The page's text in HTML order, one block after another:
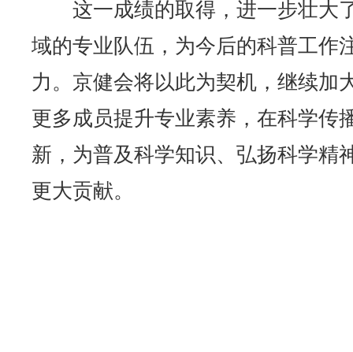
这一成绩的取得，进一步壮大
域的专业队伍，为今后的科普工作
力。京健会将以此为契机，继续加
更多成员提升专业素养，在科学传
新，为普及科学知识、弘扬科学精
更大贡献。